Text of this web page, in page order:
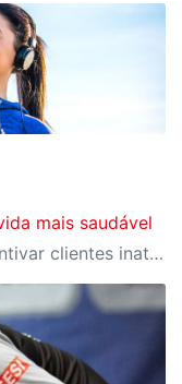
mais saudável
SESI-SP lança campanha para incentivar clientes inativos a retomarem a prática de atividades físicas, esporte e lazer com benefícios exclusivos